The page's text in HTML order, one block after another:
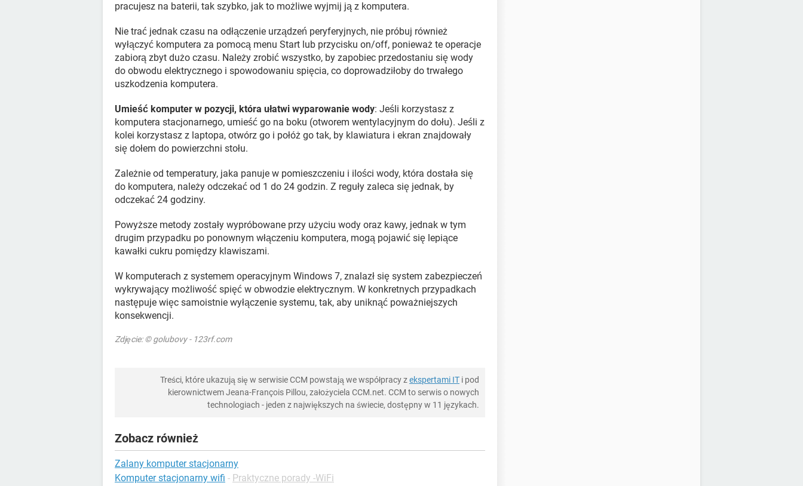
pracujesz na baterii, tak szybko, jak to możliwe wyjmij ją z komputera.
Nie trać jednak czasu na odłączenie urządzeń peryferyjnych, nie próbuj również
wyłączyć komputera za pomocą menu Start lub przycisku on/off, ponieważ te operacje
zabiorą zbyt dużo czasu. Należy zrobić wszystko, by zapobiec przedostaniu się wody
do obwodu elektrycznego i spowodowaniu spięcia, co doprowadziłoby do trwałego
uszkodzenia komputera.
Umieść komputer w pozycji, która ułatwi wyparowanie wody: Jeśli korzystasz z
komputera stacjonarnego, umieść go na boku (otworem wentylacyjnym do dołu). Jeśli z
kolei korzystasz z laptopa, otwórz go i połóż go tak, by klawiatura i ekran znajdowały
się dołem do powierzchni stołu.
Zależnie od temperatury, jaka panuje w pomieszczeniu i ilości wody, która dostała się
do komputera, należy odczekać od 1 do 24 godzin. Z reguły zaleca się jednak, by
odczekać 24 godziny.
Powyższe metody zostały wypróbowane przy użyciu wody oraz kawy, jednak w tym
drugim przypadku po ponownym włączeniu komputera, mogą pojawić się lepiące
kawałki cukru pomiędzy klawiszami.
W komputerach z systemem operacyjnym Windows 7, znalazł się system zabezpieczeń
wykrywający możliwość spięć w obwodzie elektrycznym. W konkretnych przypadkach
następuje więc samoistnie wyłączenie systemu, tak, aby uniknąć poważniejszych
konsekwencji.
Zdjęcie: © golubovy - 123rf.com
Treści, które ukazują się w serwisie CCM powstają we współpracy zekspertami IT i pod
kierownictwem Jeana-François Pillou, założyciela CCM.net. CCM to serwis o nowych
technologiach - jeden z największych na świecie, dostępny w 11 językach.
Zobacz również
Zalany komputer stacjonarny
Komputer stacjonarny wifi - Praktyczne porady -WiFi